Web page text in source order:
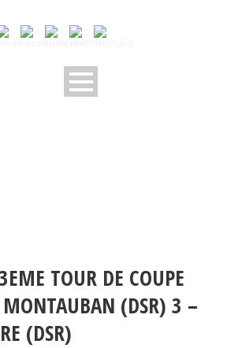
TOUR DE COUPE
MONTAUBAN (DSR) 3 –
(DSR)